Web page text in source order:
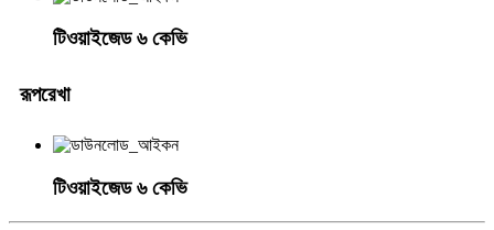
টিওয়াইজেড ৬ কেভি
রূপরেখা
টিওয়াইজেড ৬ কেভি